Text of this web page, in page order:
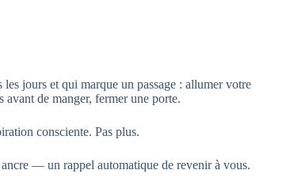
jours et qui marque un passage : allumer votre
de manger, fermer une porte.
consciente. Pas plus.
— un rappel automatique de revenir à vous.